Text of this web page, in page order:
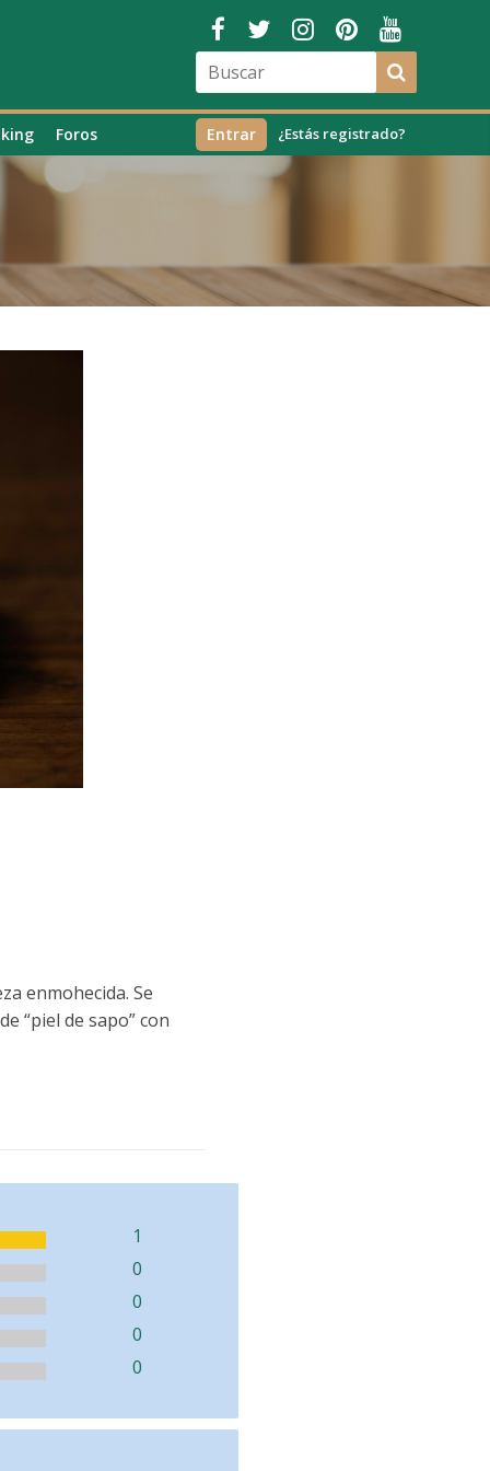
Foros ¿Estás registrado?
Entrar
enmohecida. Se
“piel de sapo” con
1
0
0
0
0